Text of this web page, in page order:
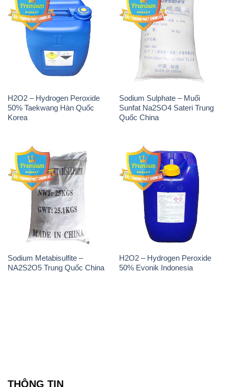
H2O2 – Hydrogen Peroxide
50% Taekwang Hàn Quốc
Sodium Sulphate – Muối
Sunfat Na2SO4 Sateri Trung
Quốc China
Sodium Metabisulfite –
NA2S2O5 Trung Quốc China
H2O2 – Hydrogen Peroxide
50% Evonik Indonesia
Chính sách và quy định chung